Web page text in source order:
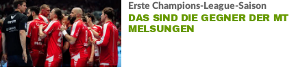
Erste Champions-League-Saison
DAS SIND DIE GEGNER DER MT
MELSUNGEN